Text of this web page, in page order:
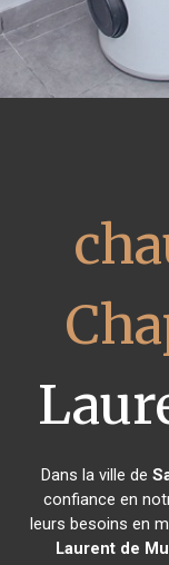
Dans la ville de
confiance en
leurs besoins en
Laurent de